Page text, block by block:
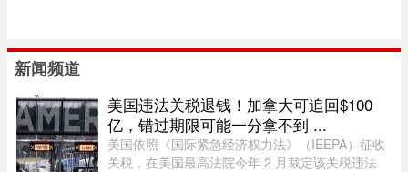
新闻频道
美国违法关税退钱！加拿大可追回$100
亿，错过期限可能一分拿不到 ...
美国依照《国际紧急经济权力法》（IEEPA）征收
关税，在美国最高法院今年 2 月裁定该关税违法